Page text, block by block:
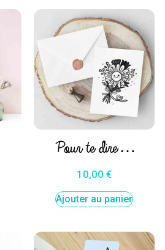
Pour te dire …
10,00 €
Ajouter au panier